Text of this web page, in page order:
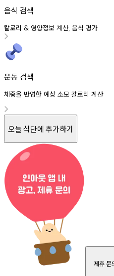
음식 검색
칼로리 & 영양정보 계산, 음식 평가
운동 검색
체중을 반영한 예상 소모 칼로리 계산
오늘 식단에 추가하기
제휴 문